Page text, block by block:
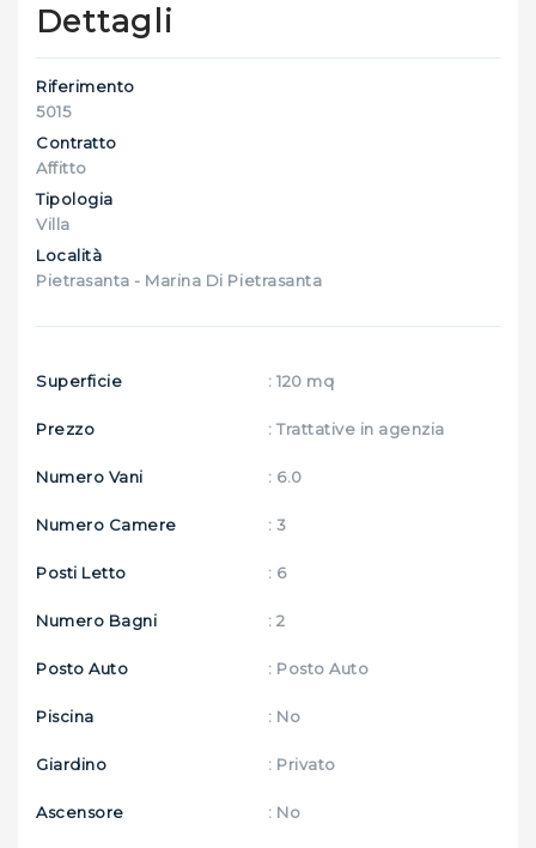
Dettagli
Riferimento
5015
Contratto
Affitto
Tipologia
Villa
Località
Pietrasanta - Marina Di Pietrasanta
Superficie : 120 mq
Prezzo : Trattative in agenzia
Numero Vani : 6.0
Numero Camere : 3
Posti Letto : 6
Numero Bagni : 2
Posto Auto : Posto Auto
Piscina : No
Giardino : Privato
Ascensore : No